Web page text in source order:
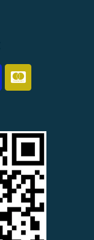
C
c
-
s
e
r
c
a
r
d